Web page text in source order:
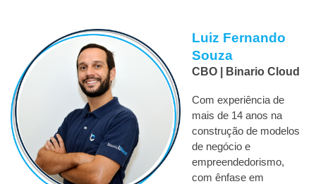
Luiz Fernando
Souza
CBO | Binario Cloud
Com experiência de
mais de 14 anos na
construção de modelos
de negócio e
empreendedorismo,
com ênfase em